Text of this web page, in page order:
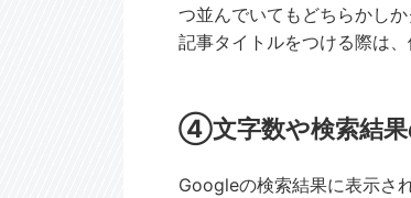
つ並んでいてもどちらかし
記事タイトルをつける際は
④文字数や検索結果
Googleの検索結果に表示さ